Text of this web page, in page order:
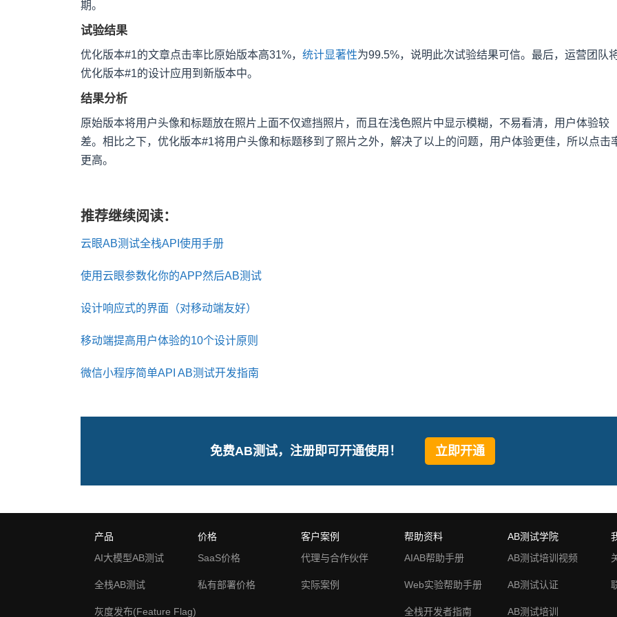
期。
试验结果
优化版本#1的文章点击率比原始版本高31%， 统计显著性为99.5%，说明此次试验结果可信。最后，运营团队
优化版本#1的设计应用到新版本中。
结果分析
原始版本将用户头像和标题放在照片上面不仅遮挡照片，而且在浅色照片中显示模糊，不易看清，用户体验较
差。相比之下，优化版本#1将用户头像和标题移到了照片之外，解决了以上的问题，用户体验更佳，所以点击
更高。
推荐继续阅读：
云眼AB测试全栈API使用手册
使用云眼参数化你的APP然后AB测试
设计响应式的界面（对移动端友好）
移动端提高用户体验的10个设计原则
微信小程序简单API AB测试开发指南
免费AB测试，注册即可开通使用！ 立即开通
产品
AI大模型AB测试
全栈AB测试
灰度发布(Feature Flag)
价格
SaaS价格
私有部署价格
客户案例
代理与合作伙伴
实际案例
帮助资料
AIAB帮助手册
Web实验帮助手册
全栈开发者指南
AB测试学院
AB测试培训视频
AB测试认证
AB测试培训